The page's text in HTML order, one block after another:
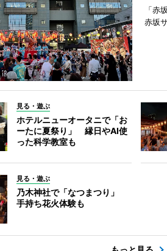
「赤
赤坂
見る・遊ぶ
ホテルニューオータニで「お
ーたに夏祭り」 縁日やAI使
った科学教室も
見る・遊ぶ
乃木神社で「なつまつり」
手持ち花火体験も